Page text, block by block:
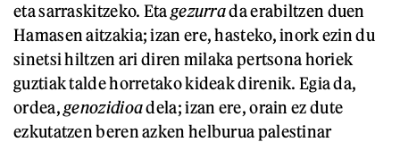
eta sarraskitzeko. Etagezurrada erabiltzen duen
Hamasen aitzakia; izan ere, hasteko, inork ezin du
sinetsi hiltzen ari diren milaka pertsona horiek
guztiak talde horretako kideak direnik. Egia da,
ordea,genozidioadela; izan ere, orain ez dute
ezkutatzen beren azken helburua palestinar